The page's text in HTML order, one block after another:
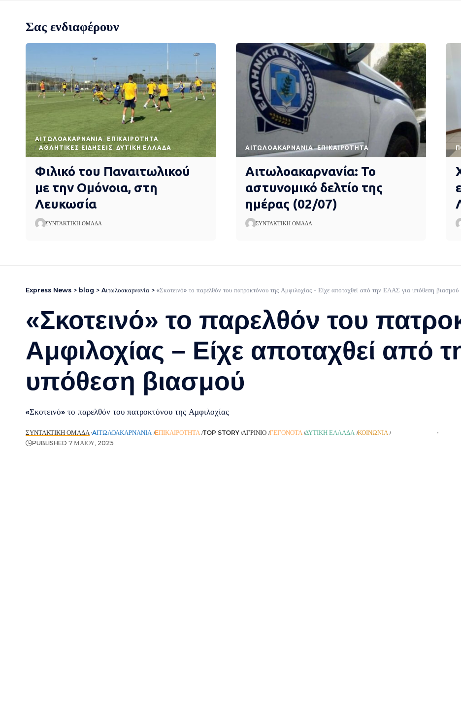
Σας ενδιαφέρουν
AΙΤΩΛΟΑΚΑΡΝΑΝΊΑ
EΠΙΚΑΙΡΌΤΗΤΑ
ΑΘΛΗΤΙΚΈΣ ΕΙΔΉΣΕΙΣ
ΔΥΤΙΚΉ ΕΛΛΆΔΑ
Φιλικό του Παναιτωλικού
με την Ομόνοια, στη
Λευκωσία
ΣΥΝΤΑΚΤΙΚΉ ΟΜΆΔΑ
AΙΤΩΛΟΑΚΑΡΝΑΝΊΑ EΠΙΚΑΙΡΌΤΗΤΑ
Αιτωλοακαρνανία: Το
αστυνομικό δελτίο της
ημέρας (02/07)
ΣΥΝΤΑΚΤΙΚΉ ΟΜΆΔΑ
Express News > blog > Aιτωλοακαρνανία > «Σκοτεινό» το παρελθόν του πατροκτόνου της Αμφιλοχίας – Είχε αποταχθεί από την ΕΛΑΣ για υπόθεση βιασμού
«Σκοτεινό» το παρελθόν του
Αμφιλοχίας – Είχε αποταχθεί από
υπόθεση βιασμού
«Σκοτεινό» το παρελθόν του πατροκτόνου της Αμφιλοχίας
ΣΥΝΤΑΚΤΙΚΉ ΟΜΆΔΑ AΙΤΩΛΟΑΚΑΡΝΑΝΊΑ EΠΙΚΑΙΡΌΤΗΤΑ TOP STORY ΑΓΡΊΝΙΟ ΓΕΓΟΝΌΤΑ ΔΥΤΙΚΉ ΕΛΛΆΔΑ ΚΟΙΝΩΝΊΑ ΡΟΉ ΕΙΔΉΣΕΩΝ
PUBLISHED 7 ΜΑΪ́ΟΥ, 2025